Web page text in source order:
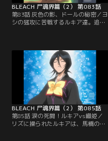
BLEACH 尸魂界篇（2） 第083話
第83話 灰色の影、ドールの秘密／ヨ
シの猛攻に苦戦するルキア達。追い
方一護は、古賀のドール『ダルク』
の攻撃に大きなダメージを受けてい
た。倒れている一護を見て、古賀は
古い記憶を思い出す。それは古賀が
人里から離れて静かに暮らしていた
時代…。【提供：バンダイチャンネ
ル】
BLEACH 尸魂界篇（2） 第085話
第85話 涙の死闘！ルキアvs織姫／
リズに操られたルキアは、馬橋の命